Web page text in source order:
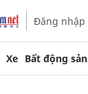
Đăng nhập
Xe Bất động sản